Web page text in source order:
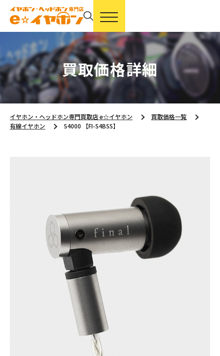
買取価格詳細
イヤホン・ヘッドホン専門買取店 e☆イヤホン
買取価格一覧
有線イヤホン
S4000 【FI-S4BSS】